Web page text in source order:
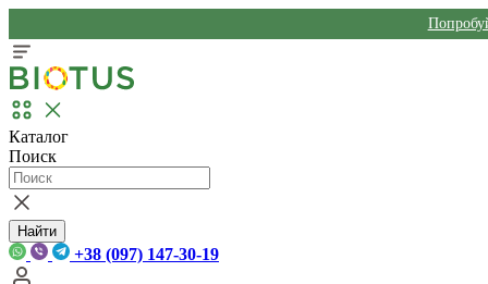
Каталог
Поиск
Найти
+38 (097) 147-30-19